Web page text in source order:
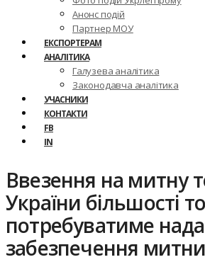
Анонс подій
Партнер МОУ
ЕКСПОРТЕРАМ
АНАЛІТИКА
Галузева аналітика
Законодавча аналітика
УЧАСНИКИ
КОНТАКТИ
FB
IN
Ввезення на митну
України більшості
потребуватиме
забезпечення